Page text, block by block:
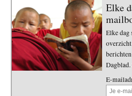
Elke
Elke dag
Dagblad.
E-